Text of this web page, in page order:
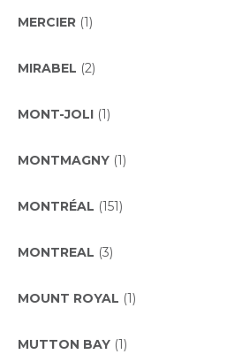
MERCIER (1)
MIRABEL (2)
MONT-JOLI (1)
MONTMAGNY (1)
MONTRÉAL (151)
MONTREAL (3)
MOUNT ROYAL (1)
MUTTON BAY (1)